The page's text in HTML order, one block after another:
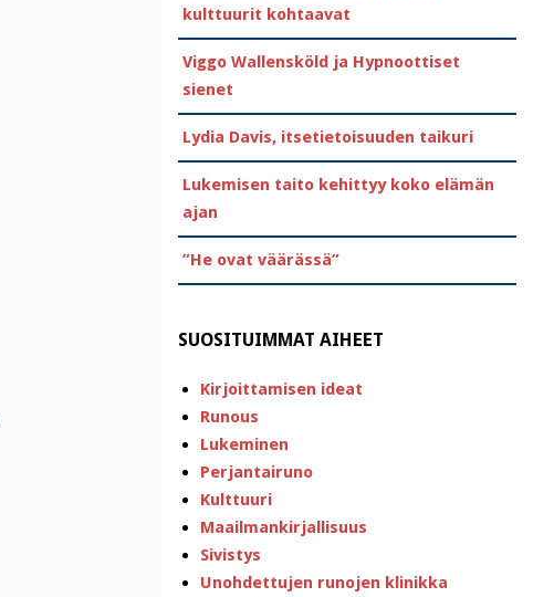
kulttuurit kohtaavat
Viggo Wallensköld ja Hypnoottiset
sienet
Lydia Davis, itsetietoisuuden taikuri
Lukemisen taito kehittyy koko elämän
ajan
”He ovat väärässä”
SUOSITUIMMAT AIHEET
Kirjoittamisen ideat
Runous
Lukeminen
Perjantairuno
Kulttuuri
Maailmankirjallisuus
Sivistys
Unohdettujen runojen klinikka